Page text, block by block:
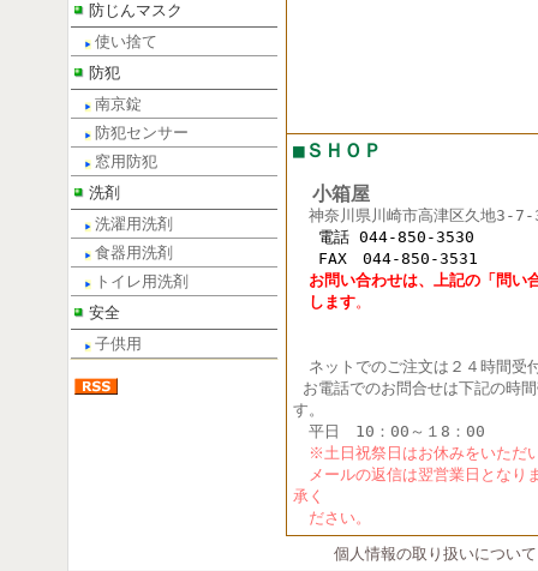
防じんマスク
使い捨て
防犯
南京錠
防犯センサー
窓用防犯
洗剤
洗濯用洗剤
食器用洗剤
トイレ用洗剤
安全
子供用
■ＳＨＯＰ
小箱屋
神奈川県川崎市高津区久地3-
電話 044-850-3530
FAX 044-850-3531
お問い合わせは、上記の「問い
し ます。
ネットでのご注文は２４時間受
お電話でのお問合せは下記の時
す。
平日 10：00～１8：00
※土日祝祭日はお休みをいただ
メールの返信は翌営業日となり
承く
ださい。
個人情報の取り扱いについて